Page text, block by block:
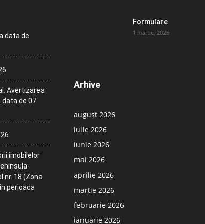
data de
Avertizarea
data de 07
imobilelor
nr. 18 (Zona
perioada
Formulare
1 martie, 2026
Arhive
august 2026
iulie 2026
iunie 2026
mai 2026
aprilie 2026
martie 2026
februarie 2026
ianuarie 2026